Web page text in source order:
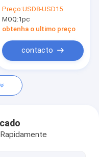
Majlis-E-Amal
Gas refrigerou WP17
TIG Torch
Preço:USD8-USD15
MOQ:1pc
obtenha o ultimo preço
contacto